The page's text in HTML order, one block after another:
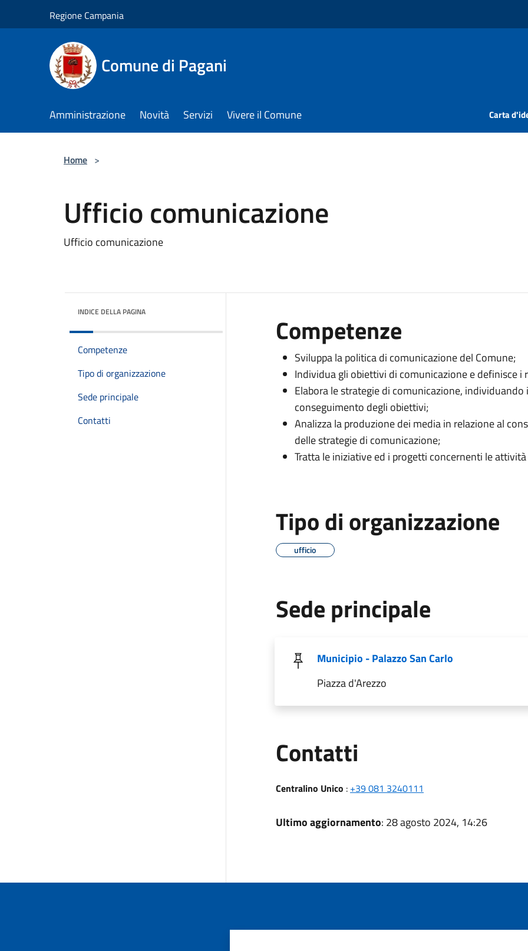
Regione Campania
Comune di Pagani
Amministrazione Novità Servizi Vivere il Comune Carta
Home >
Ufficio comunicazione
Ufficio comunicazione
INDICE DELLA PAGINA
Competenze
Tipo di organizzazione
Sede principale
Contatti
Competenze
Sviluppa la politica di comunicazione del Comune;
Individua gli obiettivi di comunicazione e definisce i
Elabora le strategie di comunicazione,
conseguimento degli obiettivi;
Analizza la produzione dei media in relazione al
delle strategie di comunicazione;
Tratta le iniziative ed i progetti concernenti le
Tipo di organizzazione
ufficio
Sede principale
Municipio - Palazzo San Carlo
Piazza d'Arezzo
Contatti
Centralino Unico : +39 081 3240111
Ultimo aggiornamento: 28 agosto 2024, 14:26